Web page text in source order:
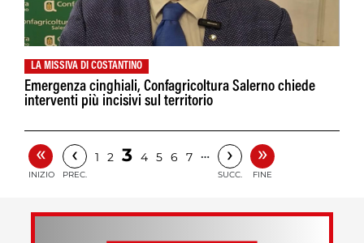
LA MISSIVA DI COSTANTINO
Emergenza cinghiali, Confagricoltura Salerno chiede
interventi più incisivi sul territorio
«
INIZIO
‹
PREC.
1 2 3 4 5 6 7 … ›
SUCC.
»
FINE